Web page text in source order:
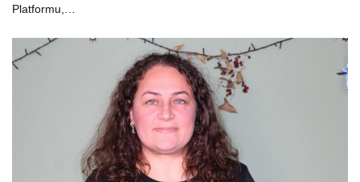
Platformu,…